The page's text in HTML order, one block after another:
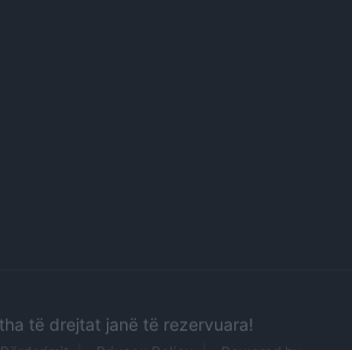
të drejtat janë të rezervuara!